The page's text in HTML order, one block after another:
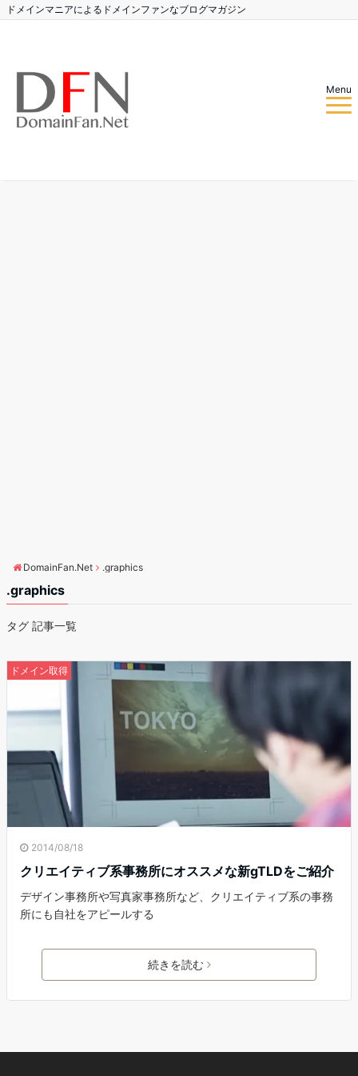
ドメインマニアによるドメインファンなブログマガジン
Menu
DomainFan.Net .graphics
.graphics
タグ 記事一覧
ドメイン取得
2014/08/18
クリエイティブ系事務所にオススメな新gTLDをご紹介
デザイン事務所や写真家事務所など、クリエイティブ系の事務
所にも自社をアピールする
続きを読む